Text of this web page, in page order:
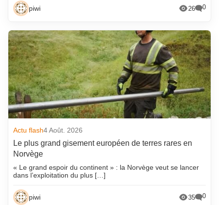
piwi 26 0
Actu flash4 Août. 2026
Le plus grand gisement européen de terres rares en
Norvège
« Le grand espoir du continent » : la Norvège veut se lancer
dans l’exploitation du plus […]
piwi 35 0